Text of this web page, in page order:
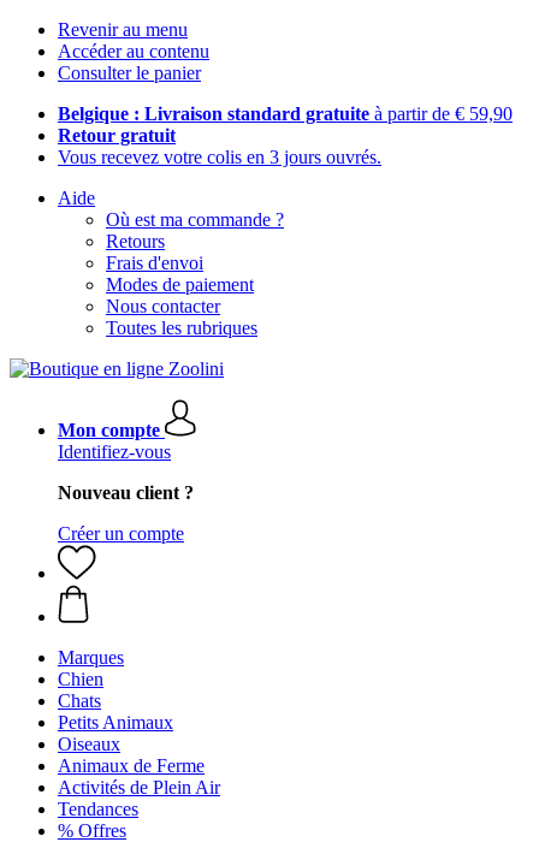
Revenir au menu
Accéder au contenu
Consulter le panier
Belgique : Livraison standard gratuite à partir de € 59,90
Retour gratuit
Vous recevez votre colis en 3 jours ouvrés.
Aide
Où est ma commande ?
Retours
Frais d'envoi
Modes de paiement
Nous contacter
Toutes les rubriques
Mon compte
Identifiez-vous
Nouveau client ?
Créer un compte
Marques
Chien
Chats
Petits Animaux
Oiseaux
Animaux de Ferme
Activités de Plein Air
Tendances
% Offres